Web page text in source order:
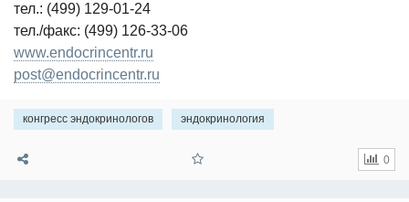
тел.: (499) 129-01-24
тел./факс: (499) 126-33-06
www.endocrincentr.ru
post@endocrincentr.ru
конгресс эндокринологов эндокринология
0